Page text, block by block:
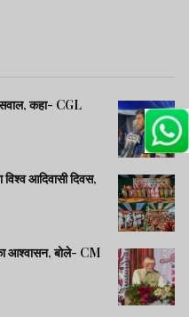
सवाल, कहा- CGL
आदिवासी दिवस,
का आश्वासन, बोले- CM